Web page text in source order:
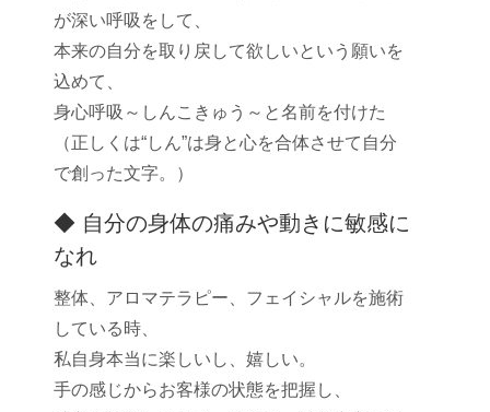
が深い呼吸をして、
本来の自分を取り戻して欲しいという願いを
込めて、
身心呼吸～しんこきゅう～と名前を付けた
（正しくは“しん”は身と心を合体させて自分
で創った文字。）
◆ 自分の身体の痛みや動きに敏感に
なれ
整体、アロマテラピー、フェイシャルを施術
している時、
私自身本当に楽しいし、嬉しい。
手の感じからお客様の状態を把握し、